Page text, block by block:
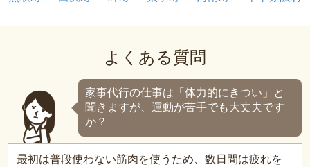
よくある質問
家事代行の仕事は「体力的にきつい」と
聞きますが、運動が苦手でも大丈夫です
か？
最初は普段使わない筋肉を使うため、数日間は疲れを